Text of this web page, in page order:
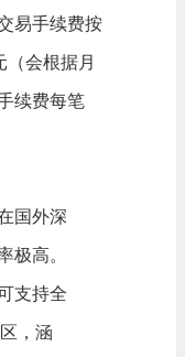
易手续费按
（会根据月
续费每笔
国外深
极高。
支持全
，涵